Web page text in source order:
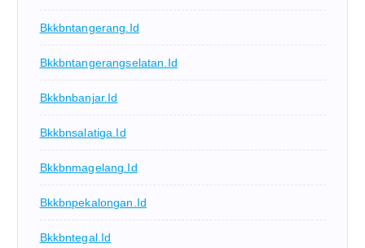
Bkkbntangerang.id
Bkkbntangerangselatan.id
Bkkbnbanjar.id
Bkkbnsalatiga.id
Bkkbnmagelang.id
Bkkbnpekalongan.id
Bkkbntegal.id